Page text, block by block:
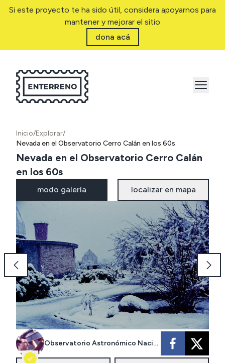
Si este proyecto te ha sido útil, considera apoyarnos para
mantener y mejorar el sitio
dona acá
Inicio/Explorar/
Nevada en el Observatorio Cerro Calán en los 60s
Nevada en el Observatorio Cerro Calán
en los 60s
modo galería localizar en mapa
Observatorio Astronómico Nacional